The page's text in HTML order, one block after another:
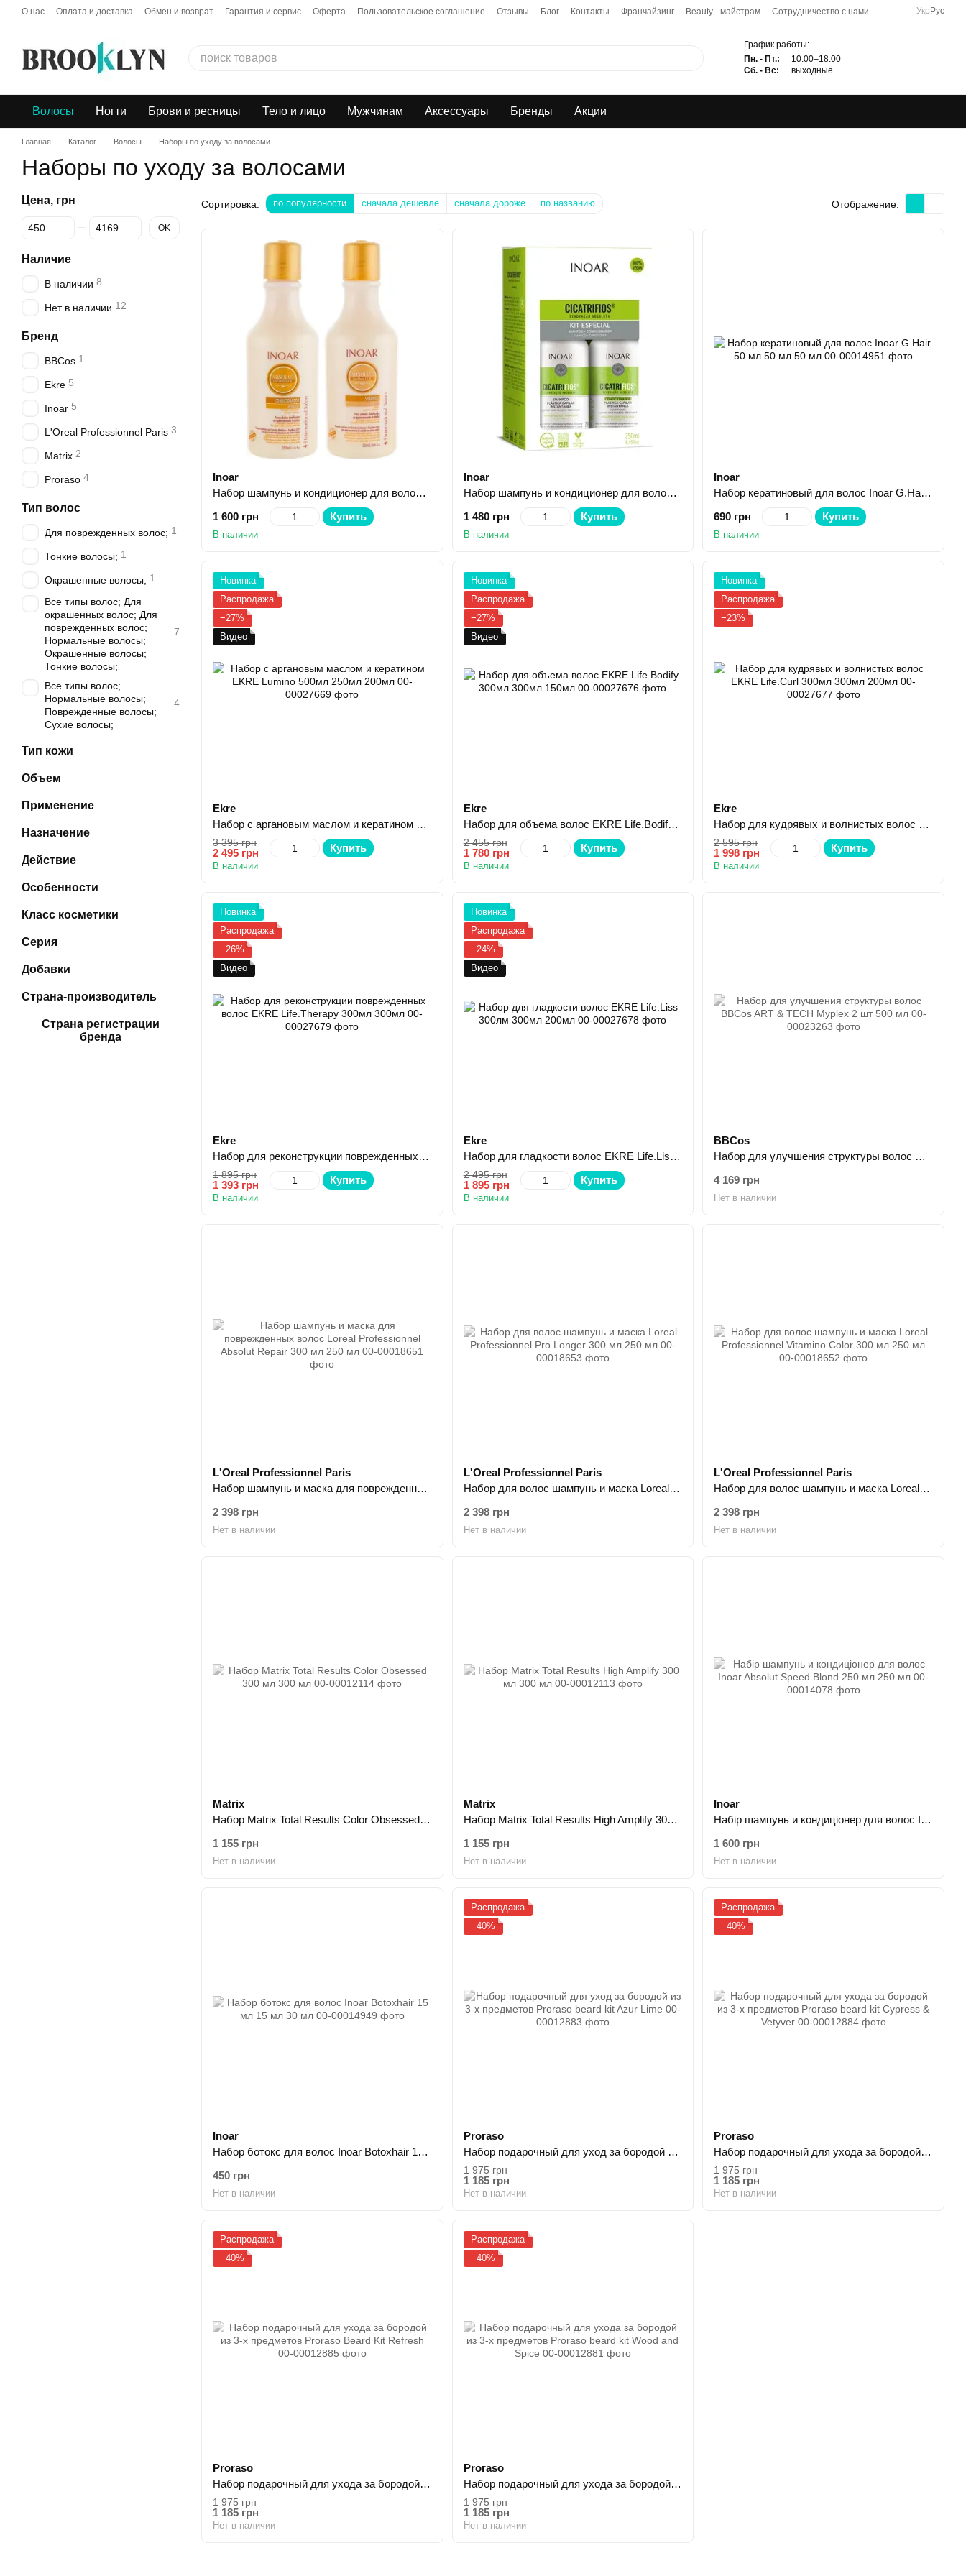
Перейти к основному контенту
О нас Оплата и доставка Обмен и возврат Гарантия и сервис Оферта Пользовательское соглашение Отзывы Блог Контакты Франчайзинг Beauty - майстрам
Сотрудничество с нами
Укр Рус
График работы:
Пн. - Пт.:
10:00–18:00
Сб. - Вс:
выходные
Волосы Ногти Брови и ресницы Тело и лицо Мужчинам Аксессуары Бренды Акции
Главная Каталог Волосы Наборы по уходу за волосами
Наборы по уходу за волосами
Сортировка: по популярности сначала дешевле сначала дороже по названию Отображение:
Inoar
Набор шампунь и кондиционер для волос Inoar Day Moist Duo 250 мл 250 мл
1 600 грн
Купить
В наличии
Inoar
Набор шампунь и кондиционер для волос Inoar Cicatrifios 250 мл 250 мл
1 480 грн
Купить
В наличии
Inoar
Набор кератиновый для волос Inoar G.Hair 50 мл 50 мл 50 мл
690 грн
Купить
В наличии
Новинка
Распродажа
−27%
Видео
Ekre
Набор с аргановым маслом и кератином EKRE Lumino 500мл 250мл 200мл
3 395 грн
2 495 грн Купить
В наличии
Новинка
Распродажа
−27%
Видео
Ekre
Набор для объема волос EKRE Life.Bodify 300мл 300мл 150мл
2 455 грн
1 780 грн Купить
В наличии
Новинка
Распродажа
−23%
Ekre
Набор для кудрявых и волнистых волос EKRE Life.Curl 300мл 300мл 200мл
2 595 грн
1 998 грн Купить
В наличии
Новинка
Распродажа
−26%
Видео
Ekre
Набор для реконструкции поврежденных волос EKRE Life.Therapy 300мл 300мл
1 895 грн
1 393 грн Купить
В наличии
Новинка
Распродажа
−24%
Видео
Ekre
Набор для гладкости волос EKRE Life.Liss 300лм 300мл 200мл
2 495 грн
1 895 грн Купить
В наличии
BBCos
Набор для улучшения структуры волос BBCos ART & TECH Myplex 2 шт 500 мл
4 169 грн
Нет в наличии
L'Oreal Professionnel Paris
Набор шампунь и маска для поврежденных волос Loreal Professionnel Absolut Repair 300 мл 250 мл
2 398 грн
Нет в наличии
L'Oreal Professionnel Paris
Набор для волос шампунь и маска Loreal Professionnel Pro Longer 300 мл 250 мл
2 398 грн
Нет в наличии
L'Oreal Professionnel Paris
Набор для волос шампунь и маска Loreal Professionnel Vitamino Color 300 мл 250 мл
2 398 грн
Нет в наличии
Matrix
Набор Matrix Total Results Color Obsessed 300 мл 300 мл
1 155 грн
Нет в наличии
Matrix
Набор Matrix Total Results High Amplify 300 мл 300 мл
1 155 грн
Нет в наличии
Inoar
Набір шампунь и кондиціонер для волос Inoar Absolut Speed Blond 250 мл 250 мл
1 600 грн
Нет в наличии
Inoar
Набор ботокс для волос Inoar Botoxhair 15 мл 15 мл 30 мл
450 грн
Нет в наличии
Распродажа
−40%
Proraso
Набор подарочный для уход за бородой из 3-х предметов Proraso beard kit Azur Lime
1 975 грн
1 185 грн
Нет в наличии
Распродажа
−40%
Proraso
Набор подарочный для ухода за бородой из 3-х предметов Proraso beard kit Cypress & Vetyver
1 975 грн
1 185 грн
Нет в наличии
Распродажа
−40%
Proraso
Набор подарочный для ухода за бородой из 3-х предметов Proraso Beard Kit Refresh
1 975 грн
1 185 грн
Нет в наличии
Распродажа
−40%
Proraso
Набор подарочный для ухода за бородой из 3-х предметов Proraso beard kit Wood and Spice
1 975 грн
1 185 грн
Нет в наличии
Цена, грн
От Цена, грн
До Цена, грн OK
Наличие
В наличии 8
Нет в наличии 12
Бренд
BBCos 1
Ekre 5
Inoar 5
L'Oreal Professionnel Paris 3
Matrix 2
Proraso 4
Тип волос
Для поврежденных волос; 1
Тонкие волосы; 1
Окрашенные волосы; 1
Все типы волос; Для
окрашенных волос; Для
поврежденных волос;
Нормальные волосы;
Окрашенные волосы;
Тонкие волосы;
7
Все типы волос;
Нормальные волосы;
Поврежденные волосы;
Сухие волосы;
4
Тип кожи
Объем
Применение
Назначение
Действие
Особенности
Класс косметики
Серия
Добавки
Страна-производитель
Страна регистрации
бренда